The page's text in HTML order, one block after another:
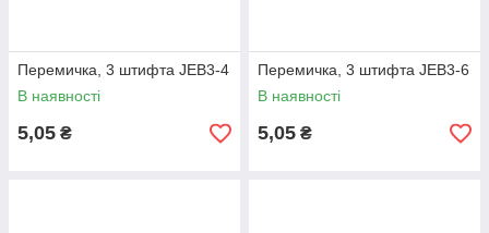
Перемичка, 3 штифта JЕВ3-4
В наявності
5,05 ₴
Перемичка, 3 штифта JЕВ3-6
В наявності
5,05 ₴